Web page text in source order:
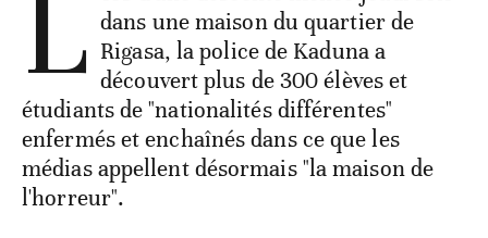
L dans une maison du quartier de
Rigasa, la police de Kaduna a
découvert plus de 300 élèves et
étudiants de "nationalités différentes"
enfermés et enchaînés dans ce que les
médias appellent désormais "la maison de
l'horreur".